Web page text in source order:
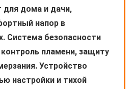
для дома и дачи,
напор в
Система безопасности
пламени, защиту
Устройство
настройки и тихой